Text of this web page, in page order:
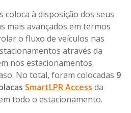
coloca à disposição dos seus
mais avançados em termos
o fluxo de veículos nas
através da
nos estacionamentos
No total, foram colocadas 9
SmartLPR Access da
todo o estacionamento.